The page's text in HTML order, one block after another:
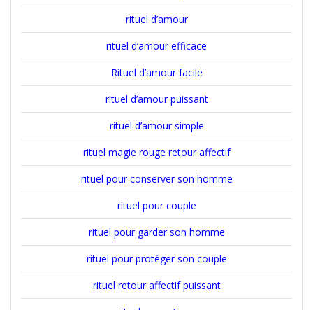
rituel d’amour
rituel d’amour efficace
Rituel d’amour facile
rituel d’amour puissant
rituel d’amour simple
rituel magie rouge retour affectif
rituel pour conserver son homme
rituel pour couple
rituel pour garder son homme
rituel pour protéger son couple
rituel retour affectif puissant